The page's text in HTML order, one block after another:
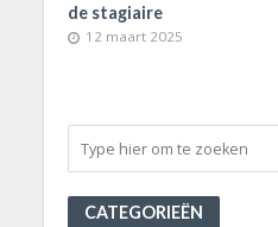
de stagiaire
12 maart 2025
CATEGORIEËN